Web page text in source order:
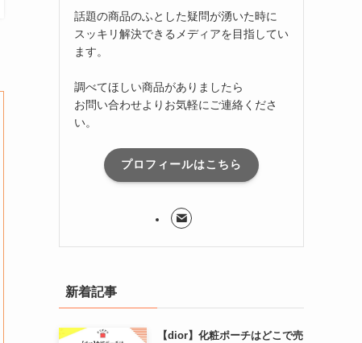
話題の商品のふとした疑問が湧いた時に
スッキリ解決できるメディアを目指してい
ます。
調べてほしい商品がありましたら
お問い合わせよりお気軽にご連絡くださ
い。
プロフィールはこちら
新着記事
【dior】化粧ポーチはどこで売